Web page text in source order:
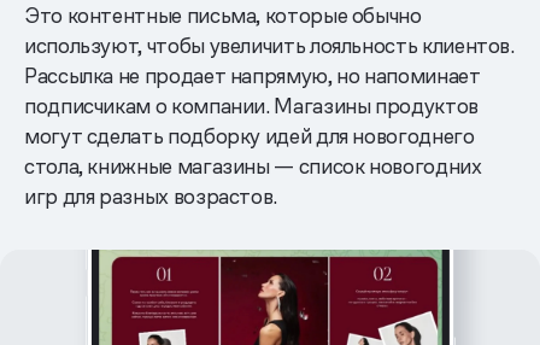
Это контентные письма, которые обычно
используют, чтобы увеличить лояльность клиентов.
Рассылка не продает напрямую, но напоминает
подписчикам о компании. Магазины продуктов
могут сделать подборку идей для новогоднего
стола, книжные магазины — список новогодних
игр для разных возрастов.